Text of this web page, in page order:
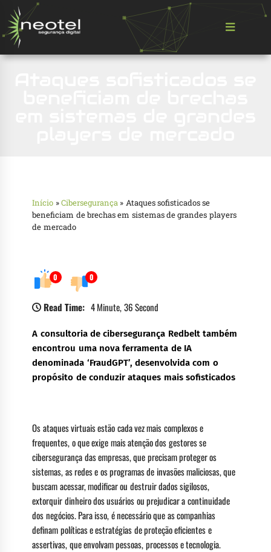
Início »Cibersegurança » Ataques sofisticados se
beneficiam de brechas em sistemas de grandes players
de mercado
0 0
Read Time: 4 Minute, 36 Second
A consultoria de cibersegurança Redbelt também
encontrou uma nova ferramenta de IA
denominada ‘FraudGPT’, desenvolvida com o
propósito de conduzir ataques mais sofisticados
Os ataques virtuais estão cada vez mais complexos e
frequentes, o que exige mais atenção dos gestores se
cibersegurança das empresas, que precisam proteger os
sistemas, as redes e os programas de invasões maliciosas, que
buscam acessar, modificar ou destruir dados sigilosos,
extorquir dinheiro dos usuários ou prejudicar a continuidade
dos negócios. Para isso, é necessário que as companhias
definam políticas e estratégias de proteção eficientes e
assertivas, que envolvam pessoas, processos e tecnologia.